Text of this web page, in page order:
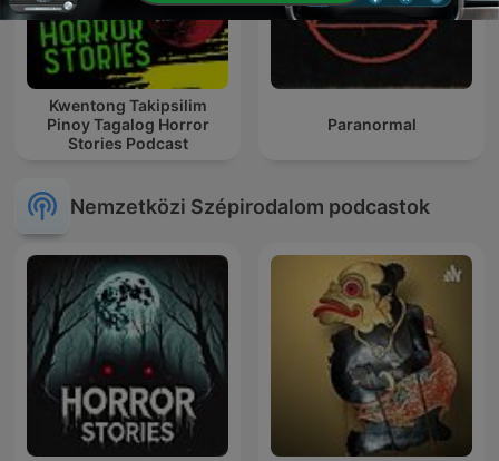
Kwentong Takipsilim
Pinoy Tagalog Horror
Stories Podcast
Paranormal
Nemzetközi Szépirodalom podcastok